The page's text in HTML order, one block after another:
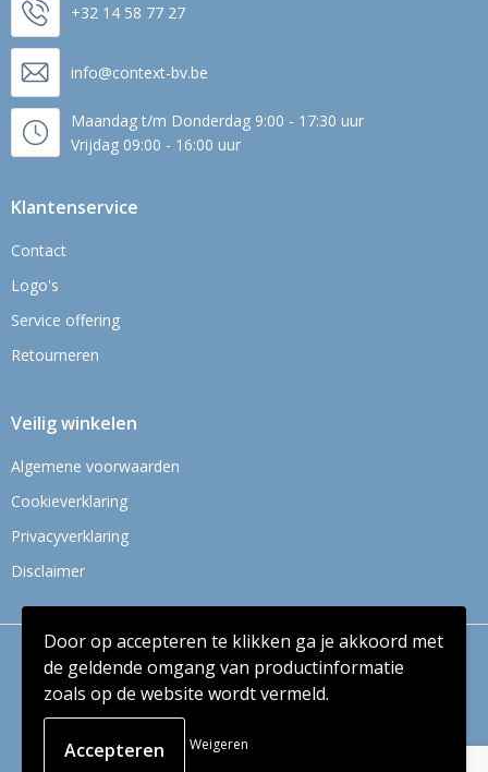
+32 14 58 77 27
info@context-bv.be
Maandag t/m Donderdag 9:00 - 17:30 uur
Vrijdag 09:00 - 16:00 uur
Klantenservice
Contact
Logo's
Service offering
Retourneren
Veilig winkelen
Algemene voorwaarden
Cookieverklaring
Privacyverklaring
Disclaimer
© Copyright Context BV 2024
Door op accepteren te klikken ga je akkoord met
de geldende omgang van productinformatie
zoals op de website wordt vermeld.
Weigeren